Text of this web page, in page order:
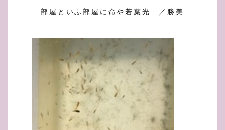
部屋といふ部屋に命や若葉光 ／勝美